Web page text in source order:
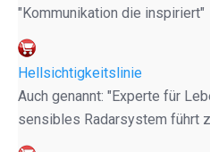
"Kommunikation die inspiriert"
Hellsichtigkeitslinie
Auch genannt: "Experte für
sensibles Radarsystem führt